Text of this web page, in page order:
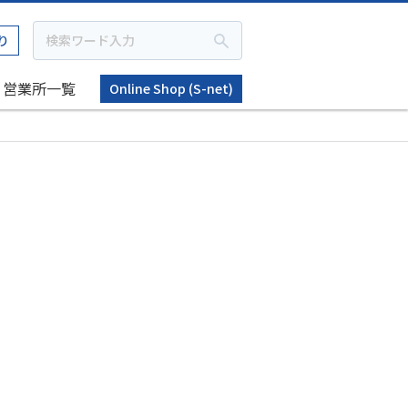
営業所一覧
Online Shop (S-net)